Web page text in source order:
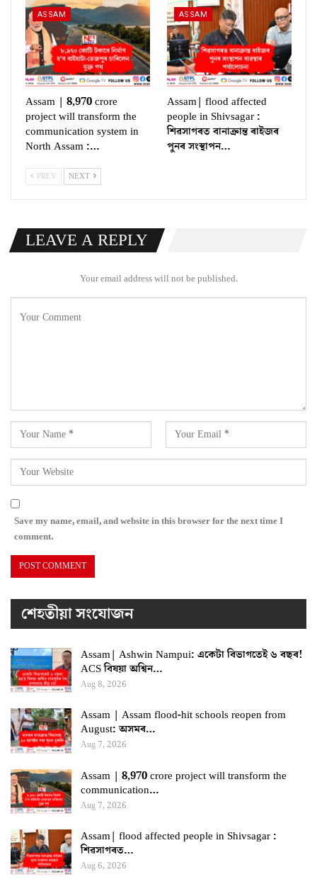
ASSAM
Assam | 8,970 crore
project will transform the
communication system in
North Assam :…
ASSAM
Assam| flood affected
people in Shivsagar :
শিৱসাগৰত বানাক্ৰান্ত ৰাইজৰ
পুনৰ সংস্থাপন…
PREV NEXT
LEAVE A REPLY
Your email address will not be published.
Save my name, email, and website in this browser for the next time I
comment.
শেহতীয়া সংযোজন
Assam| Ashwin Nampui: একেটা বিভাগতেই ৬ বছৰ!
ACS বিষয়া অশ্বিন…
Aug 8, 2026
Assam | Assam flood-hit schools reopen from
August: অসমৰ…
Aug 7, 2026
Assam | 8,970 crore project will transform the
communication…
Aug 7, 2026
Assam| flood affected people in Shivsagar :
শিৱসাগৰত…
Aug 6, 2026